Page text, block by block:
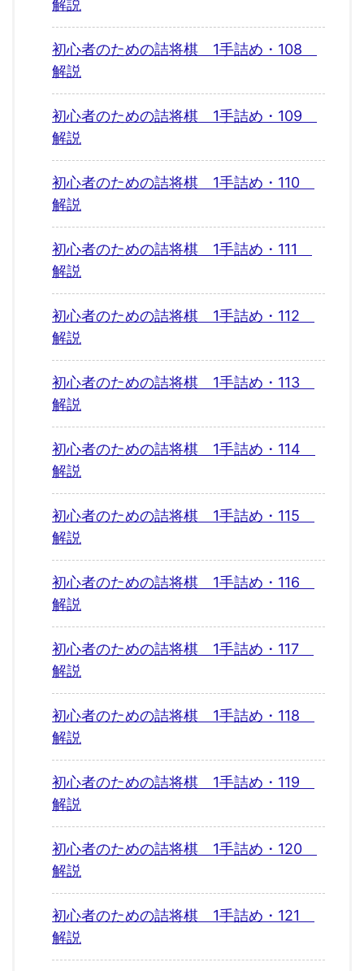
解説
初心者のための詰将棋 1手詰め・108
解説
初心者のための詰将棋 1手詰め・109
解説
初心者のための詰将棋 1手詰め・110
解説
初心者のための詰将棋 1手詰め・111
解説
初心者のための詰将棋 1手詰め・112
解説
初心者のための詰将棋 1手詰め・113
解説
初心者のための詰将棋 1手詰め・114
解説
初心者のための詰将棋 1手詰め・115
解説
初心者のための詰将棋 1手詰め・116
解説
初心者のための詰将棋 1手詰め・117
解説
初心者のための詰将棋 1手詰め・118
解説
初心者のための詰将棋 1手詰め・119
解説
初心者のための詰将棋 1手詰め・120
解説
初心者のための詰将棋 1手詰め・121
解説